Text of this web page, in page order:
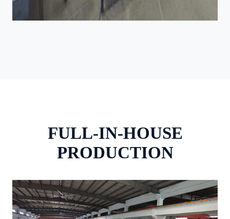
FULL-IN-HOUSE
PRODUCTION